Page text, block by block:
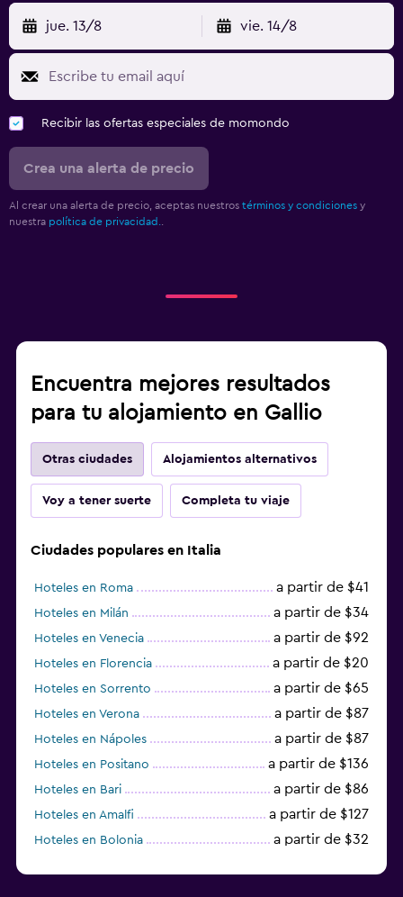
jue. 13/8 vie. 14/8
Recibir las ofertas especiales de momondo
Crea una alerta de precio
Al crear una alerta de precio, aceptas nuestros términos y condiciones y
nuestra política de privacidad.
Encuentra mejores resultados
para tu alojamiento en Gallio
Otras ciudades Alojamientos alternativos
Voy a tener suerte Completa tu viaje
Ciudades populares en Italia
Hoteles en Roma a partir de $41
Hoteles en Milán a partir de $34
Hoteles en Venecia a partir de $92
Hoteles en Florencia a partir de $20
Hoteles en Sorrento a partir de $65
Hoteles en Verona a partir de $87
Hoteles en Nápoles a partir de $87
Hoteles en Positano a partir de $136
Hoteles en Bari a partir de $86
Hoteles en Amalfi a partir de $127
Hoteles en Bolonia a partir de $32